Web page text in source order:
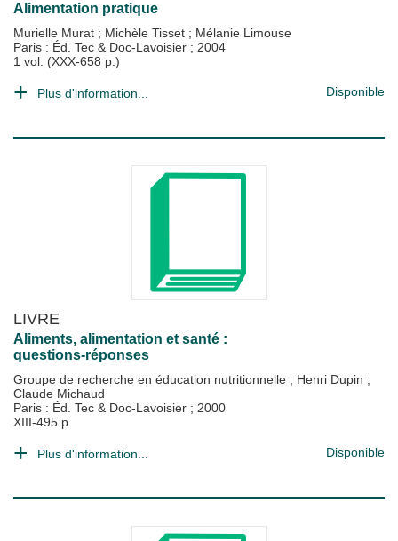
Alimentation pratique
Murielle Murat ; Michèle Tisset ; Mélanie Limouse
Paris : Éd. Tec & Doc-Lavoisier ; 2004
1 vol. (XXX-658 p.)
Plus d'information... Disponible
LIVRE
Aliments, alimentation et santé :
questions-réponses
Groupe de recherche en éducation nutritionnelle ; Henri Dupin ;
Claude Michaud
Paris : Éd. Tec & Doc-Lavoisier ; 2000
XIII-495 p.
Plus d'information... Disponible